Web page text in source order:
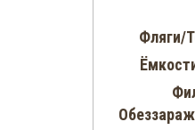
Фляги/